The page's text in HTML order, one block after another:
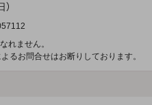
れません。
るお問合せはお断りしております。